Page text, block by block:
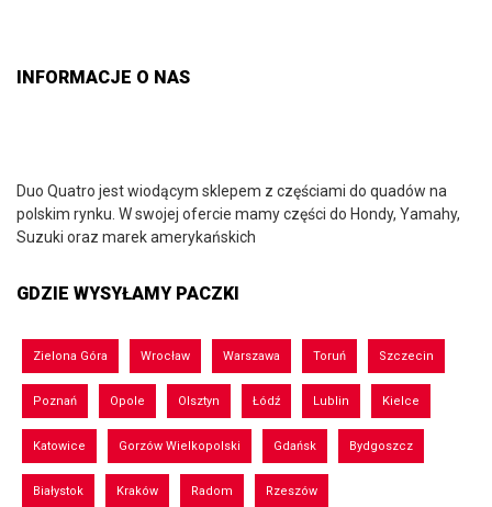
INFORMACJE O NAS
Duo Quatro jest wiodącym sklepem z częściami do quadów na
polskim rynku. W swojej ofercie mamy części do Hondy, Yamahy,
Suzuki oraz marek amerykańskich
GDZIE WYSYŁAMY PACZKI
Zielona Góra Wrocław Warszawa Toruń Szczecin
Poznań Opole Olsztyn Łódź Lublin Kielce
Katowice Gorzów Wielkopolski Gdańsk Bydgoszcz
Białystok Kraków Radom Rzeszów